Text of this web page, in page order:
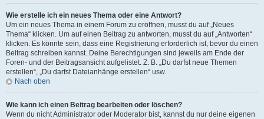
Wie erstelle ich ein neues Thema oder eine Antwort?
Um ein neues Thema in einem Forum zu eröffnen, musst du auf „Neues
Thema“ klicken. Um auf einen Beitrag zu antworten, musst du auf „Antworten“
klicken. Es könnte sein, dass eine Registrierung erforderlich ist, bevor du einen
Beitrag schreiben kannst. Deine Berechtigungen sind jeweils am Ende der
Foren- und der Beitragsansicht aufgelistet. Z. B. „Du darfst neue Themen
erstellen“, „Du darfst Dateianhänge erstellen“ usw.
Nach oben
Wie kann ich einen Beitrag bearbeiten oder löschen?
Wenn du nicht Administrator oder Moderator bist, kannst du nur deine eigenen